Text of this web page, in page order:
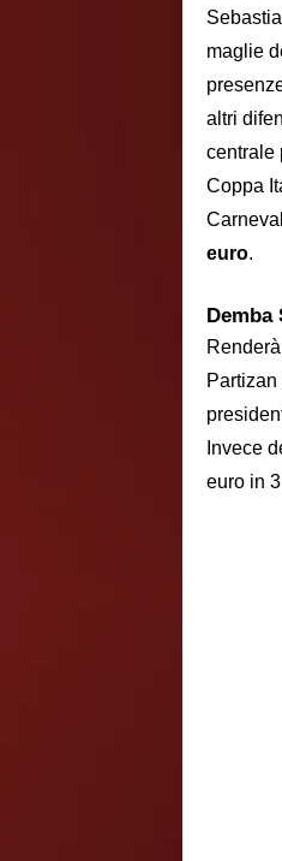
maglie
altri
centrale
Coppa
euro.
Demba
Invece
euro in